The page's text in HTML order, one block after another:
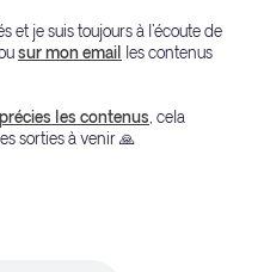
et je suis toujours à l'écoute de
sur mon email les contenus
les contenus, cela
sorties à venir 🙏